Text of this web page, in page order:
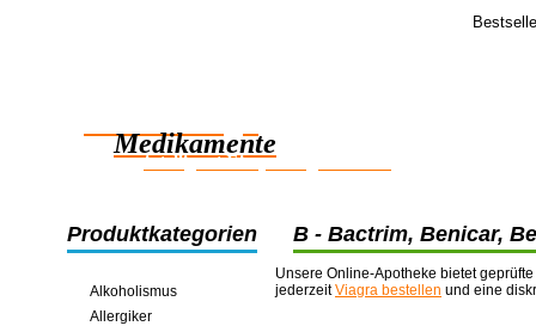
Medikamente
intelligent Einsparungen online
Produktkategorien
B - Bactrim, Benicar,
Biaxin, Boniva,
Alkoholismus
Allergiker
Unsere Online-Apotheke bietet
jederzeitViagra bestellen und eine